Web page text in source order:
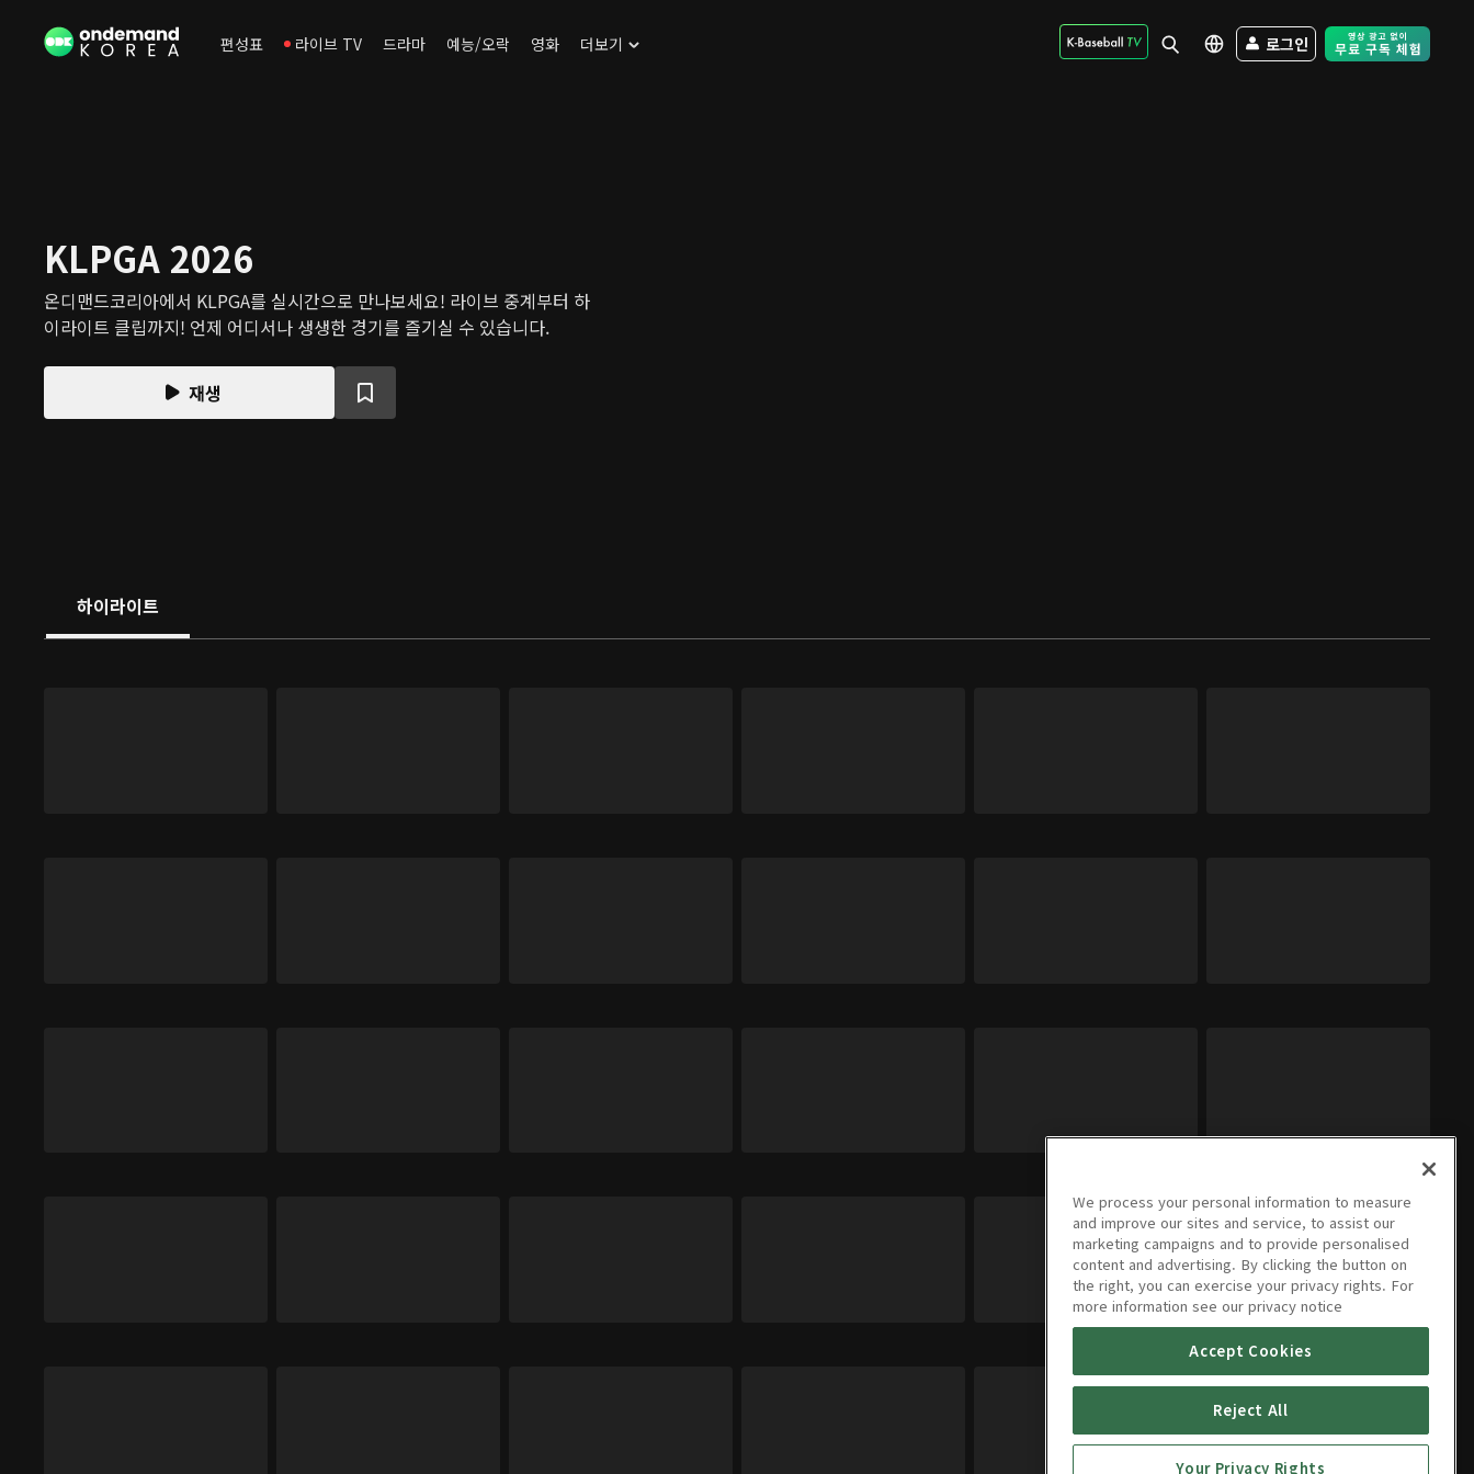
편성표 라이브 TV 드라마 예능/오락 영화 더보기 로그인 Free Trial -
KLPGA 2026
온디맨드코리아에서 KLPGA를 실시간으로 만나보세요! 라이브 중계부터 하
이라이트 클립까지! 언제 어디서나 생생한 경기를 즐기실 수 있습니다.
재생
하이라이트
We process your personal information to measure
and improve our sites and service, to assist our
marketing campaigns and to provide personalised
content and advertising. By clicking the button on
the right, you can exercise your privacy rights. For
more information see our privacy notice
Accept Cookies
Reject All
Your Privacy Rights